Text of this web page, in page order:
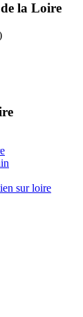
la Loire
sur loire